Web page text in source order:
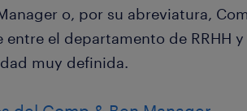
o, por su abreviatura,
entre el departamento de RRHH
muy definida.